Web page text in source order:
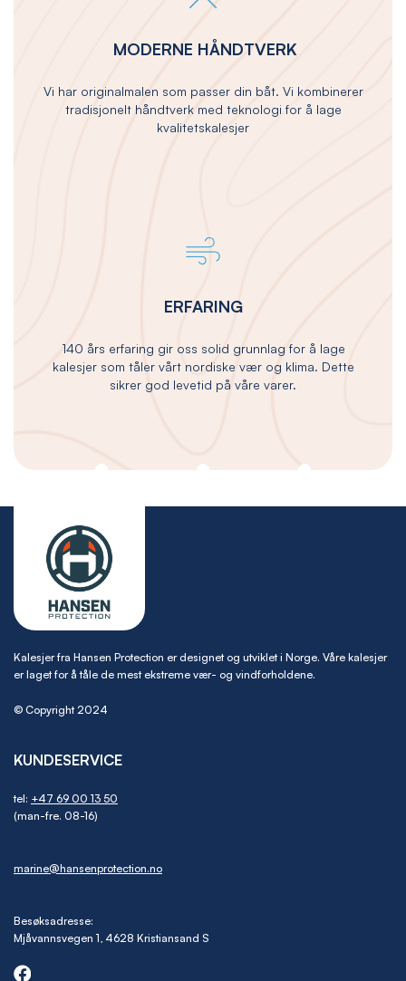
MODERNE HÅNDTVERK
Vi har originalmalen som passer din båt. Vi kombinerer
tradisjonelt håndtverk med teknologi for å lage
kvalitetskalesjer
ERFARING
140 års erfaring gir oss solid grunnlag for å lage
kalesjer som tåler vårt nordiske vær og klima. Dette
sikrer god levetid på våre varer.
Kalesjer fra Hansen Protection er designet og utviklet i Norge. Våre kalesjer
er laget for å tåle de mest ekstreme vær- og vindforholdene.
© Copyright 2024
KUNDESERVICE
tel: +47 69 00 13 50
(man-fre. 08-16)
marine@hansenprotection.no
Besøksadresse:
Mjåvannsvegen 1, 4628 Kristiansand S